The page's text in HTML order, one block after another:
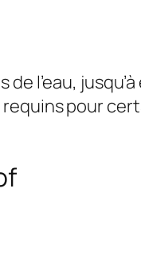
l’eau,
requins pour